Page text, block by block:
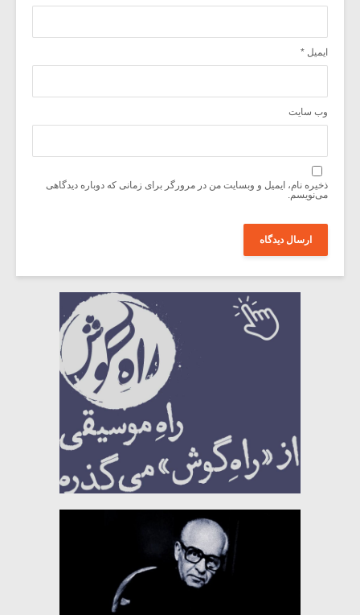
ایمیل *
وب‌ سایت
ذخیره نام، ایمیل و وبسایت من در مرورگر برای زمانی که دوباره دیدگاهی
می‌نویسم.